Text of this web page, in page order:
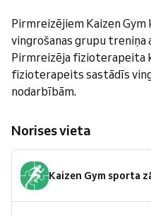
Pirmreizējiem Kaizen
vingrošanas grupu treniņa
Pirmreizēja fizioterapeita
fizioterapeits sastādīs
nodarbībām.
Norises vieta
Kaizen Gym sporta